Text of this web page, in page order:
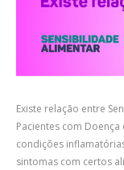
Existe relação entre
Pacientes com
condições
sintomas com certos